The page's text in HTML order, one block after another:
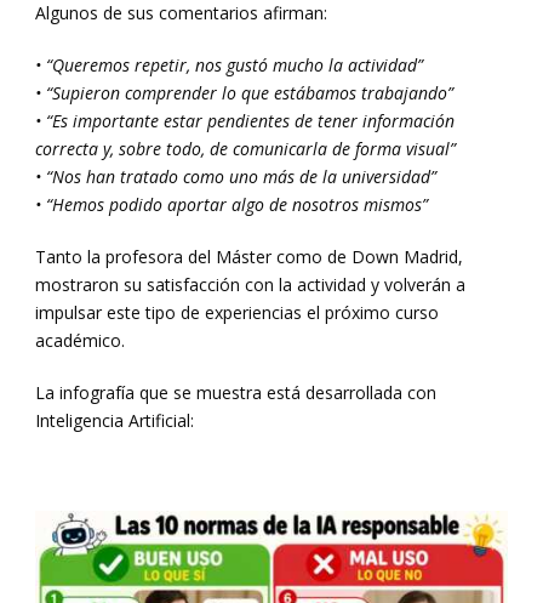
Algunos de sus comentarios afirman:
• “Queremos repetir, nos gustó mucho la actividad”
• “Supieron comprender lo que estábamos trabajando”
• “Es importante estar pendientes de tener información
correcta y, sobre todo, de comunicarla de forma visual”
• “Nos han tratado como uno más de la universidad”
• “Hemos podido aportar algo de nosotros mismos”
Tanto la profesora del Máster como de Down Madrid,
mostraron su satisfacción con la actividad y volverán a
impulsar este tipo de experiencias el próximo curso
académico.
La infografía que se muestra está desarrollada con
Inteligencia Artificial: